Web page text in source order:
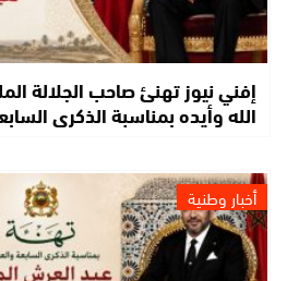
إفني نيوز تهنئ صاحب الجلالة
الله وأيده بمناسبة الذكرى
أخبار وطنية